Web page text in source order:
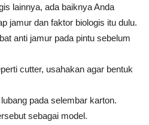
lainnya, ada baiknya Anda
jamur dan faktor biologis itu dulu.
anti jamur pada pintu sebelum
cutter, usahakan agar bentuk
pada selembar karton.
sebagai model.